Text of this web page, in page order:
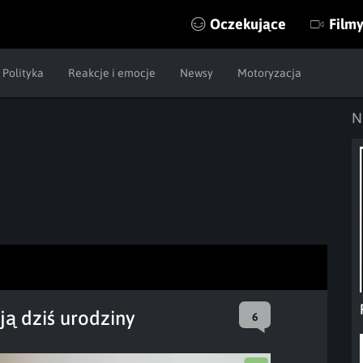
Oczekujące Filmy
Polityka Reakcje i emocje Newsy Motoryzacja
dziś urodziny 6